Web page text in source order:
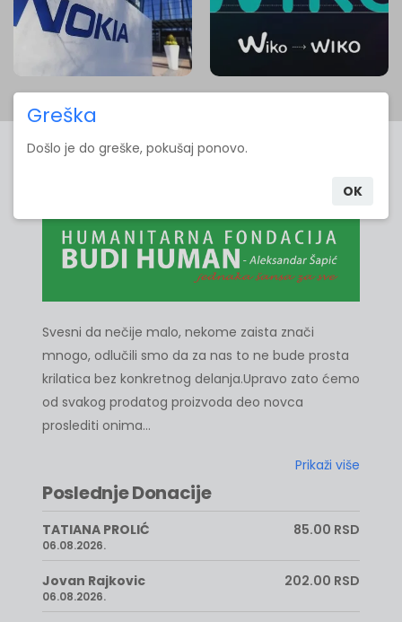
Svesni da nečije malo, nekome zaista znači
mnogo, odlučili smo da za nas to ne bude prosta
krilatica bez konkretnog delanja.Upravo zato ćemo
od svakog prodatog proizvoda deo novca
proslediti onima...
Prikaži više
Poslednje Donacije
TATIANA PROLIĆ
06.08.2026.
85.00 RSD
Jovan Rajkovic
06.08.2026.
202.00 RSD
Greška
Došlo je do greške, pokušaj ponovo.
OK